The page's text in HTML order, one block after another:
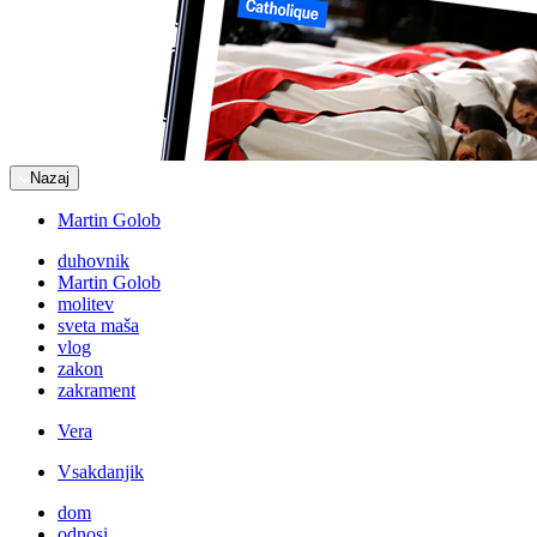
Nazaj
Martin Golob
duhovnik
Martin Golob
molitev
sveta maša
vlog
zakon
zakrament
Vera
Vsakdanjik
dom